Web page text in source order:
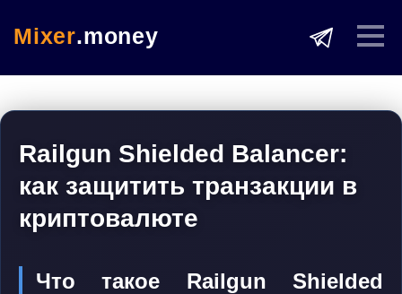
Mixer.money
Railgun Shielded Balancer:
как защитить транзакции в
криптовалюте
Что такое Railgun Shielded